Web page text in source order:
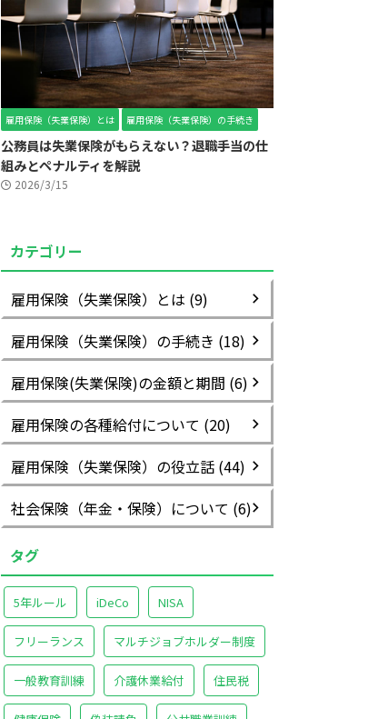
雇用保険（失業保険）とは 雇用保険（失業保険）の手続き
公務員は失業保険がもらえない？退職手当の仕
組みとペナルティを解説
2026/3/15
カテゴリー
雇用保険（失業保険）とは (9)
雇用保険（失業保険）の手続き (18)
雇用保険(失業保険)の金額と期間 (6)
雇用保険の各種給付について (20)
雇用保険（失業保険）の役立話 (44)
社会保険（年金・保険）について (6)
タグ
5年ルール iDeCo NISA
フリーランス マルチジョブホルダー制度
一般教育訓練 介護休業給付 住民税